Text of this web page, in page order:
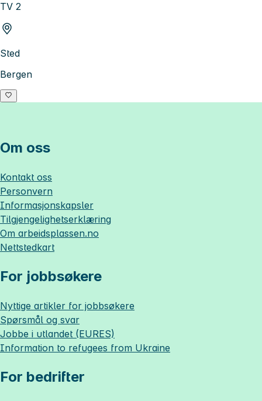
TV 2
Sted
Bergen
Om oss
Kontakt oss
Personvern
Informasjonskapsler
Tilgjengelighetserklæring
Om arbeidsplassen.no
Nettstedkart
For jobbsøkere
Nyttige artikler for jobbsøkere
Spørsmål og svar
Jobbe i utlandet (EURES)
Information to refugees from Ukraine
For bedrifter